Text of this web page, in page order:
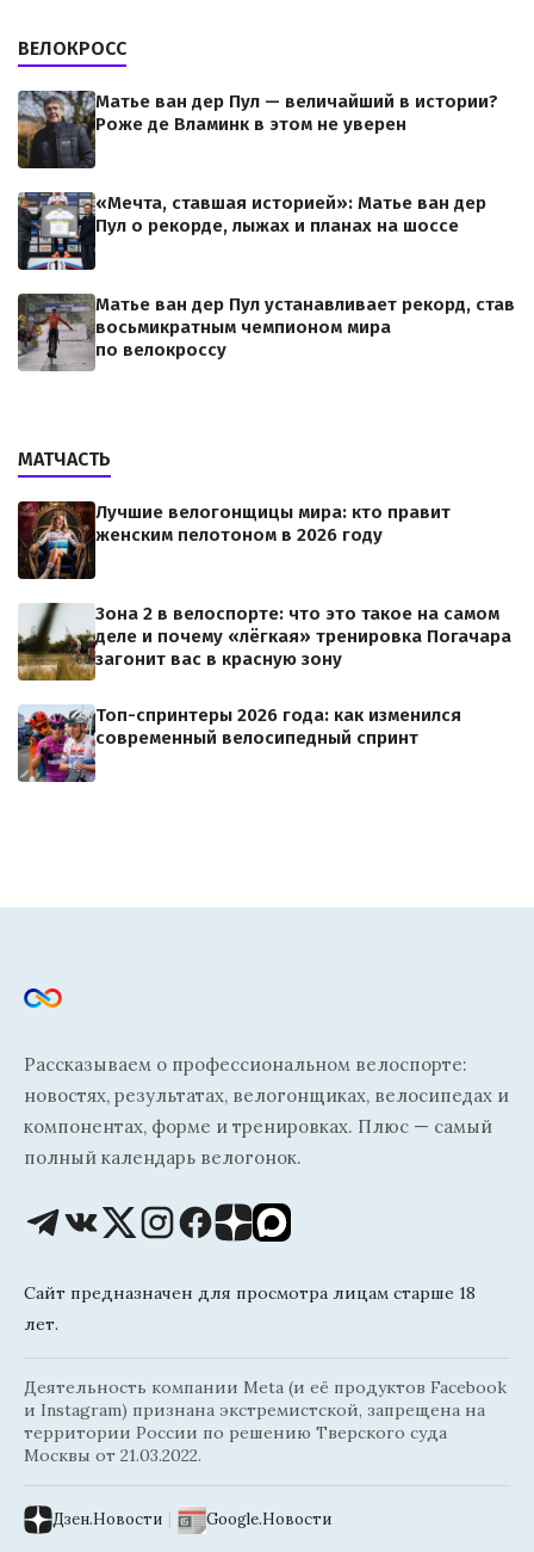
ВЕЛОКРОСС
Матье ван дер Пул — величайший в истории?
Роже де Вламинк в этом не уверен
«Мечта, ставшая историей»: Матье ван дер
Пул о рекорде, лыжах и планах на шоссе
Матье ван дер Пул устанавливает рекорд, став
восьмикратным чемпионом мира
по велокроссу
МАТЧАСТЬ
Лучшие велогонщицы мира: кто правит
женским пелотоном в 2026 году
Зона 2 в велоспорте: что это такое на самом
деле и почему «лёгкая» тренировка Погачара
загонит вас в красную зону
Топ-спринтеры 2026 года: как изменился
современный велосипедный спринт
Рассказываем о профессиональном велоспорте:
новостях, результатах, велогонщиках, велосипедах и
компонентах, форме и тренировках. Плюс — самый
полный календарь велогонок.
Сайт предназначен для просмотра лицам старше 18
лет.
Деятельность компании Meta (и её продуктов Facebook
и Instagram) признана экстремистской, запрещена на
территории России по решению Тверского суда
Москвы от 21.03.2022.
Дзен.Новости | Google.Новости